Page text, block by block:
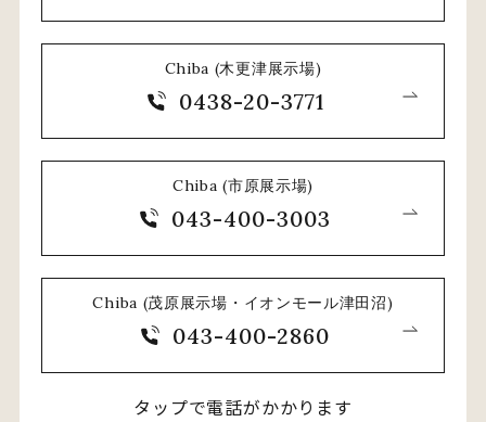
Chiba (木更津展示場)
0438-20-3771
Chiba (市原展示場)
043-400-3003
Chiba (茂原展示場・イオンモール津田沼)
043-400-2860
タップで電話がかかります